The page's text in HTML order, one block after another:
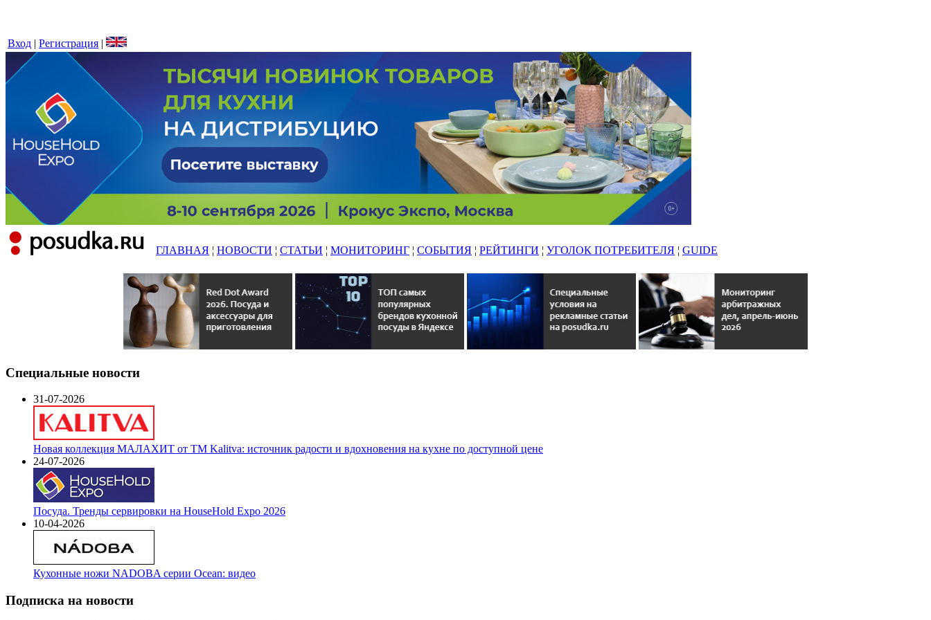
Вход | Регистрация |
ГЛАВНАЯ ¦ НОВОСТИ ¦ СТАТЬИ ¦ МОНИТОРИНГ ¦ СОБЫТИЯ ¦ РЕЙТИНГИ ¦ УГОЛОК ПОТРЕБИТЕЛЯ ¦ GUIDE
Специальные новости
31-07-2026
Новая коллекция МАЛАХИТ от ТМ Kalitva: источник радости и вдохновения на кухне по доступной цене
24-07-2026
Посуда. Тренды сервировки на HouseHold Expo 2026
10-04-2026
Кухонные ножи NADOBA серии Ocean: видео
Подписка на новости